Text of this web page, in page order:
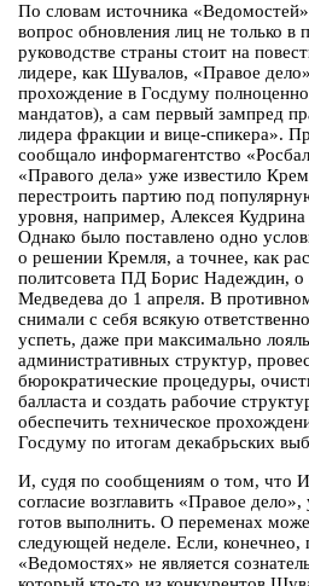
По словам источника
вопрос обновления лиц не только в
руководстве страны стоит на
лидере, как Шувалов, «Правое
прохождение в Госдуму
мандатов), а сам первый зампред
лидера фракции и вице-спикера».
сообщало информагентство
«Правого дела» уже известило
перестроить партию под
уровня, например, Алексея
Однако было поставлено одно
о решении Кремля, а точнее, как
политсовета ПД Борис Надеждин,
Медведева до 1 апреля. В
снимали с себя всякую
успеть, даже при максимально
административных структур,
бюрократические процедуры,
балласта и создать рабочие
обеспечить техническое
Госдуму по итогам декабрьских
И, судя по сообщениям о том, что
согласие возглавить «Правое
готов выполнить. О переменах
следующей неделе. Если, конечнео,
«Ведомостях» не является